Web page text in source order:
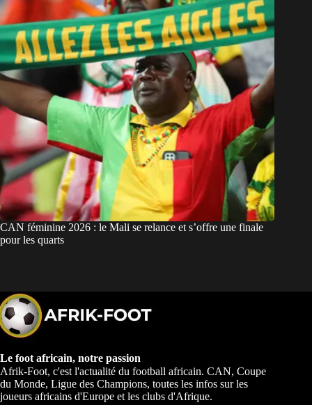
CAN féminine 2026 : le Mali se relance et s’offre une finale
pour les quarts
Le foot africain, notre passion
Afrik-Foot, c'est l'actualité du football africain. CAN, Coupe
du Monde, Ligue des Champions, toutes les infos sur les
joueurs africains d'Europe et les clubs d'Afrique.